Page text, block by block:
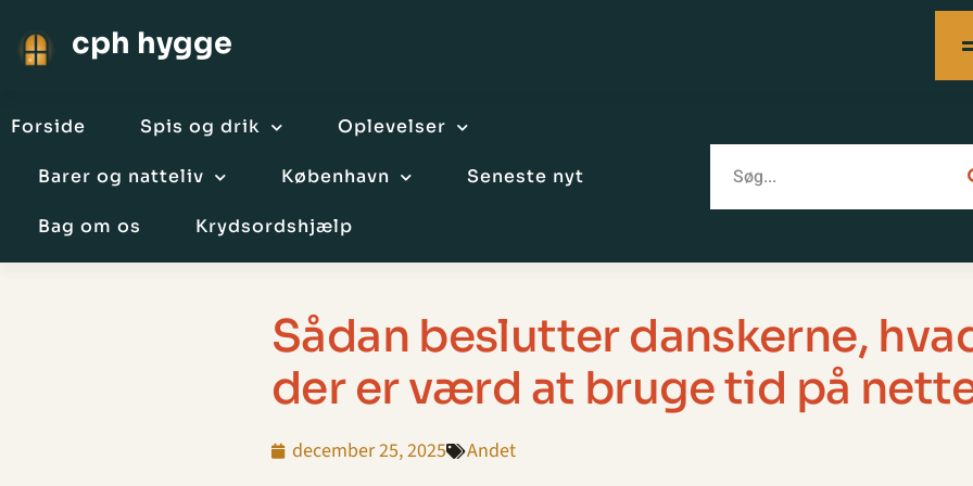
cph hygge
Forside Spis og drik Oplevelser
Barer og natteliv København Seneste nyt
Bag om os Krydsordshjælp
Sådan beslutter danskerne,
der er værd at bruge tid på
december 25, 2025 Andet